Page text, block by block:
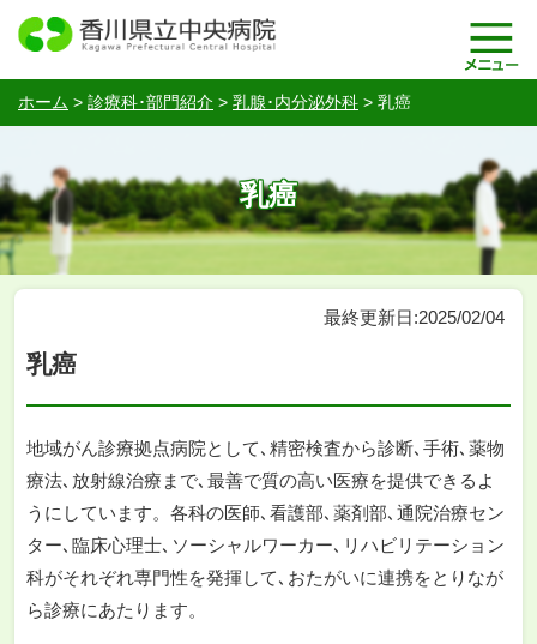
ホーム > 診療科･部門紹介 > 乳腺･内分泌外科 > 乳癌
乳癌
最終更新日:2025/02/04
乳癌
地域がん診療拠点病院として､精密検査から診断､手術､薬物
療法､放射線治療まで､最善で質の高い医療を提供できるよ
うにしています。各科の医師､看護部､薬剤部､通院治療セン
ター､臨床心理士､ソーシャルワーカー､リハビリテーション
科がそれぞれ専門性を発揮して､おたがいに連携をとりなが
ら診療にあたります。